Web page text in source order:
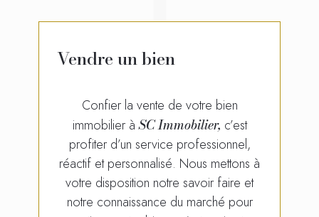
Vendre un bien
Confier la vente de votre bien
immobilier àSC Immobilier, c’est
profiter d’un service professionnel,
réactif et personnalisé. Nous mettons à
votre disposition notre savoir faire et
notre connaissance du marché pour